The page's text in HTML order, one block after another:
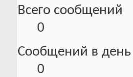
Всего сообщений
0
Сообщений в день
0